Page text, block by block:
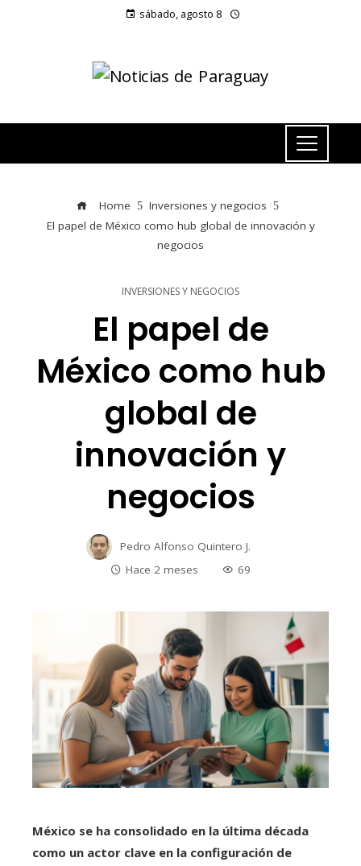
sábado, agosto 8
Home
Inversiones y negocios
El papel de México como hub global de innovación y
negocios
INVERSIONES Y NEGOCIOS
El papel de
México como hub
global de
innovación y
negocios
Pedro Alfonso Quintero J.
Hace 2 meses
69
México se ha consolidado en la última década
como un actor clave en la configuración de